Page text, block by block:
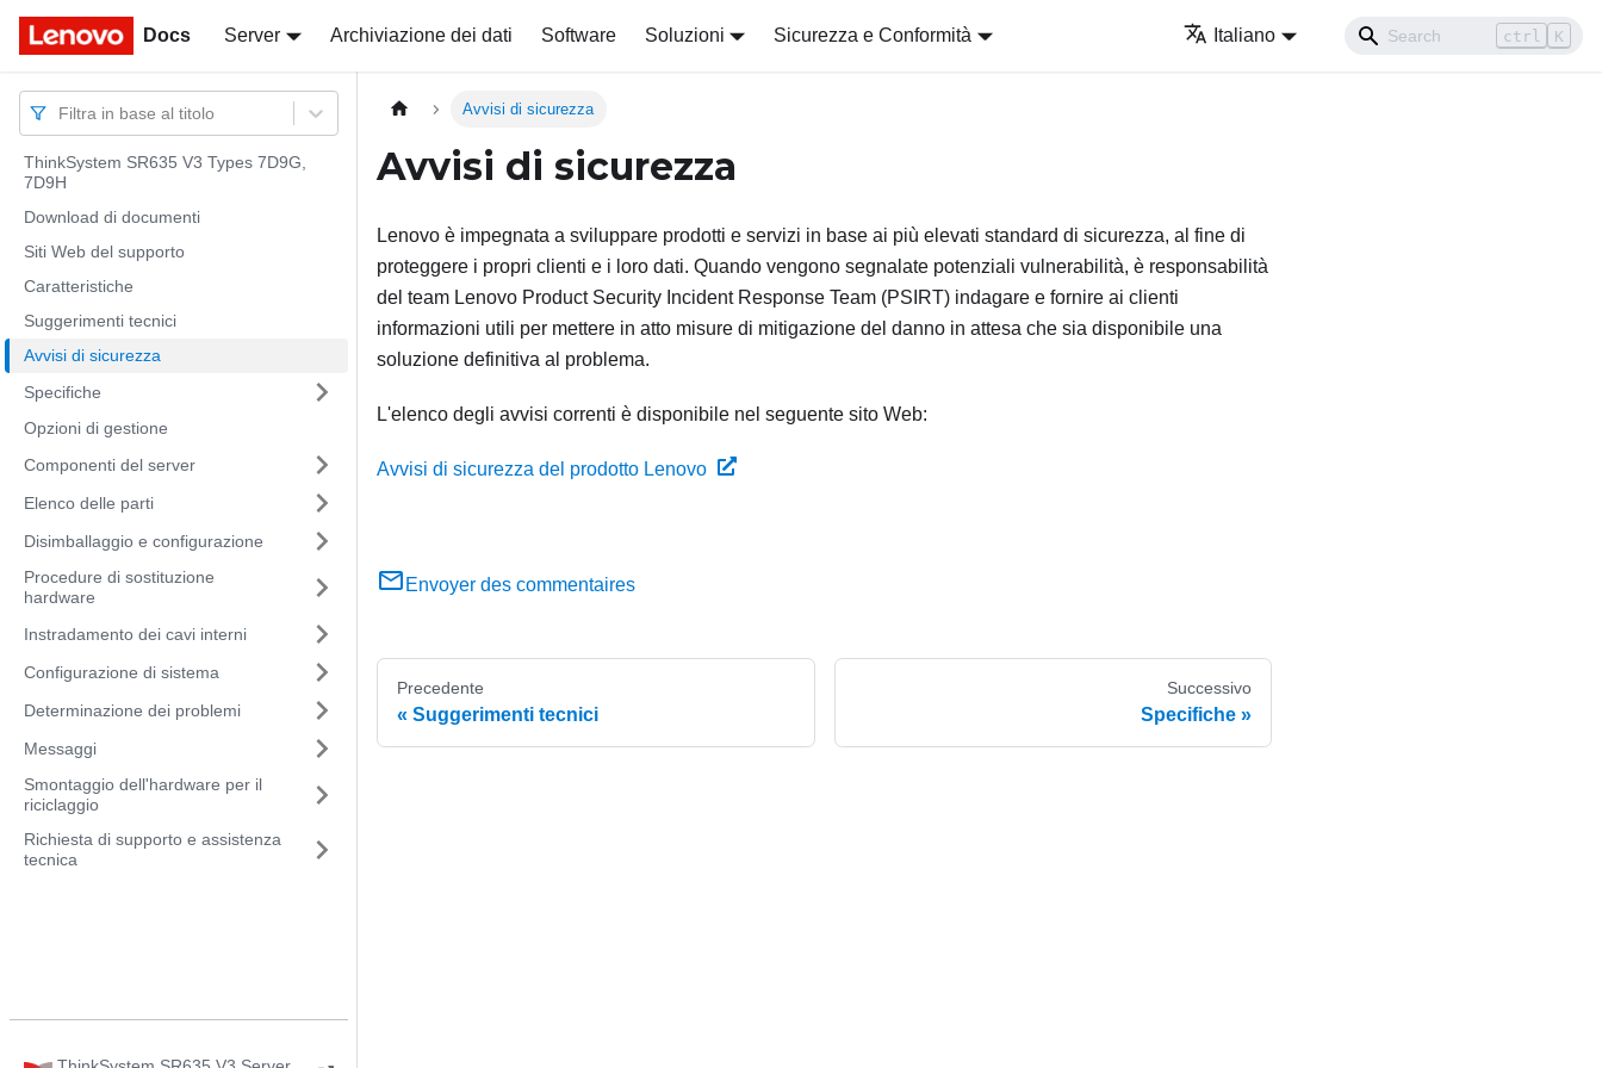
Docs Server Archiviazione dei dati Software Soluzioni Sicurezza e Conformità Italiano ctrl K
Docs
Filtra in base al titolo
ThinkSystem SR635 V3 Types 7D9G,
7D9H
Download di documenti
Siti Web del supporto
Caratteristiche
Suggerimenti tecnici
Avvisi di sicurezza
Specifiche
Opzioni di gestione
Componenti del server
Elenco delle parti
Disimballaggio e configurazione
Procedure di sostituzione
hardware
Instradamento dei cavi interni
Configurazione di sistema
Determinazione dei problemi
Messaggi
Smontaggio dell'hardware per il
riciclaggio
Richiesta di supporto e assistenza
tecnica
Avvisi di sicurezza
Avvisi di sicurezza
Lenovo è impegnata a sviluppare prodotti e servizi in base ai più elevati standard di sicurezza, al fine di
proteggere i propri clienti e i loro dati. Quando vengono segnalate potenziali vulnerabilità, è responsabilità
del team Lenovo Product Security Incident Response Team (PSIRT) indagare e fornire ai clienti
informazioni utili per mettere in atto misure di mitigazione del danno in attesa che sia disponibile una
soluzione definitiva al problema.
L'elenco degli avvisi correnti è disponibile nel seguente sito Web:
Avvisi di sicurezza del prodotto Lenovo
Envoyer des commentaires
Precedente
Suggerimenti tecnici
Successivo
Specifiche